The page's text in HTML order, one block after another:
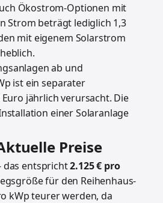
Ökostrom-Optionen mit
Strom beträgt lediglich 1,3
mit eigenem Solarstrom
ab und
ist ein separater
jährlich verursacht. Die
einer Solaranlage
Preise
das entspricht2.125 € pro
für den Reihenhaus-
kWp teurer werden, da